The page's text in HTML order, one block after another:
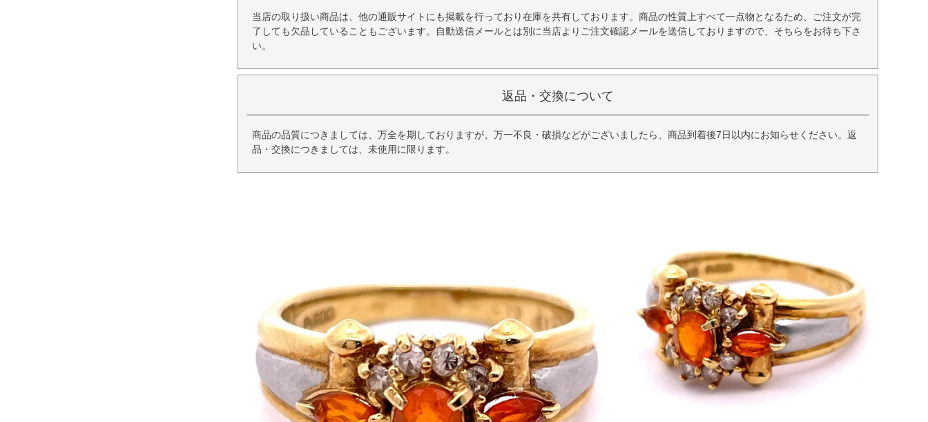
当店の取り扱い商品は、他の通販サイトにも掲載を行っており在庫を共有しております。商品の性質上すべて一点物となるため、ご注文が完
了しても欠品していることもございます。自動送信メールとは別に当店よりご注文確認メールを送信しておりますので、そちらをお待ち下さ
い。
返品・交換について
商品の品質につきましては、万全を期しておりますが、万一不良・破損などがございましたら、商品到着後7日以内にお知らせください。返
品・交換につきましては、未使用に限ります。